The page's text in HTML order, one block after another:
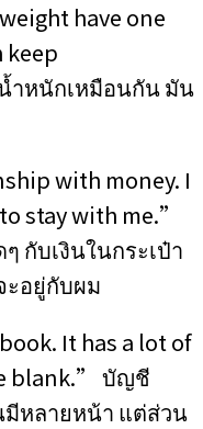
have one
keep
ำหนักเหมือนกัน มัน
with money. I
stay with me.”
กับเงินในกระเป๋า
อยู่กับผม
It has a lot of
blank.” บัญชี
หลายหน้า แต่ส่วน